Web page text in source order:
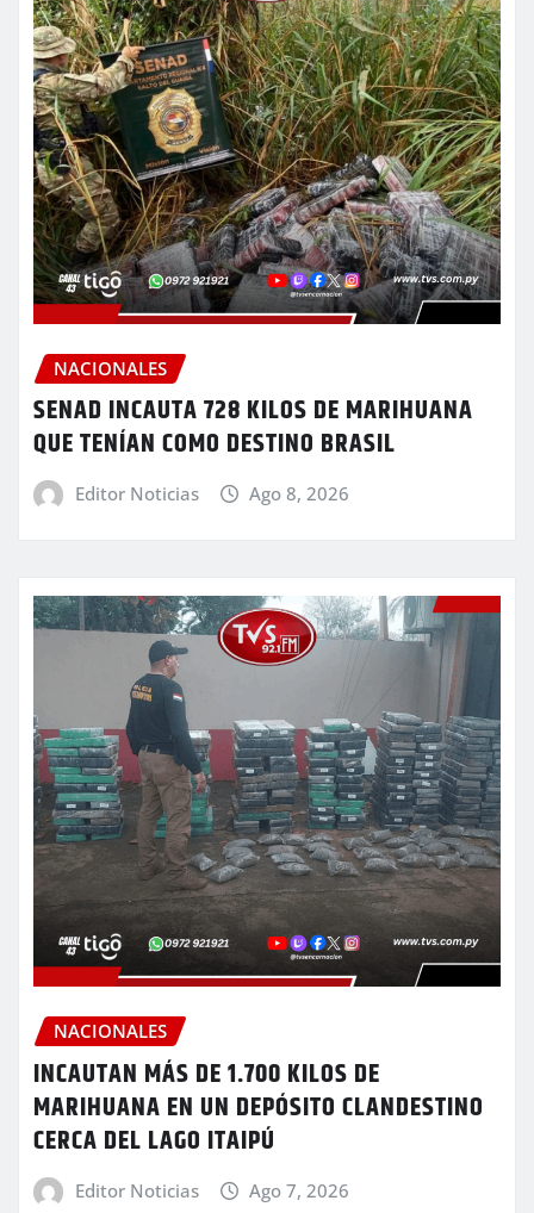
NACIONALES
SENAD INCAUTA 728 KILOS DE MARIHUANA
QUE TENÍAN COMO DESTINO BRASIL
Editor Noticias Ago 8, 2026
NACIONALES
INCAUTAN MÁS DE 1.700 KILOS DE
MARIHUANA EN UN DEPÓSITO CLANDESTINO
CERCA DEL LAGO ITAIPÚ
Editor Noticias Ago 7, 2026